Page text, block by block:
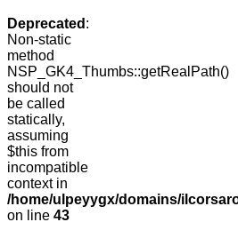
Deprecated :
Non-static
method
NSP_GK4_Thumbs::getRealPath()
should not
be called
statically,
assuming
$this from
incompatible
context in
/home/ulpeyygx/domains/
on line 43